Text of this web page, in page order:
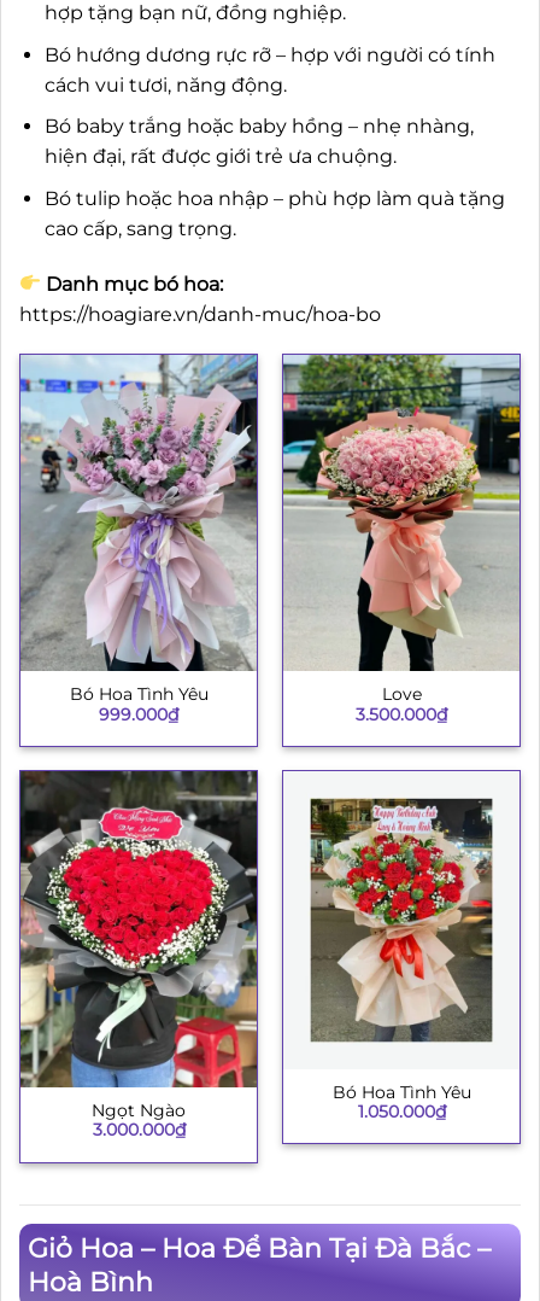
hợp tặng bạn nữ, đồng nghiệp.
Bó hướng dương rực rỡ – hợp với người có tính
cách vui tươi, năng động.
Bó baby trắng hoặc baby hồng – nhẹ nhàng,
hiện đại, rất được giới trẻ ưa chuộng.
Bó tulip hoặc hoa nhập – phù hợp làm quà tặng
cao cấp, sang trọng.
Danh mục bó hoa:
https://hoagiare.vn/danh-muc/hoa-bo
Bó Hoa Tình Yêu
999.000₫
Love
3.500.000₫
Ngọt Ngào
3.000.000₫
Bó Hoa Tình Yêu
1.050.000₫
Giỏ Hoa – Hoa Để Bàn Tại Đà Bắc –
Hoà Bình